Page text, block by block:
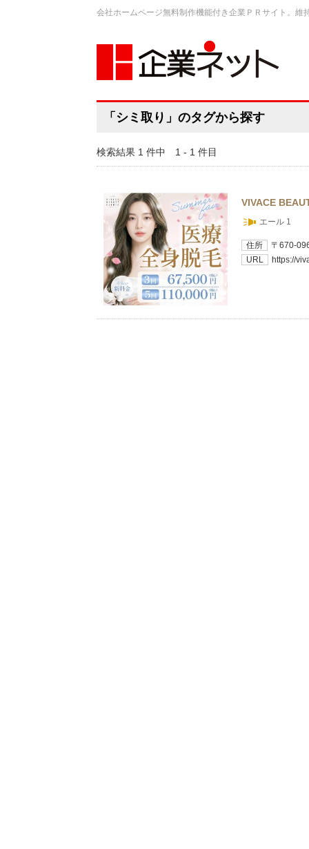
会社ホームページ無料制作機能付き企業ＰＲサイト。
「シミ取り」のタグから探す
検索結果 1 件中 1 - 1 件目
VIVACE
エール 1
住所
〒670-
URL
https://